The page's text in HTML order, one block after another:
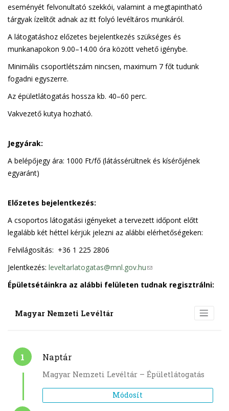
eseményét felvonultató szekkói, valamint a megtapintható
tárgyak ízelítőt adnak az itt folyó levéltáros munkáról.
A látogatáshoz előzetes bejelentkezés szükséges és
munkanapokon 9.00–14.00 óra között vehető igénybe.
Minimális csoportlétszám nincsen, maximum 7 főt tudunk
fogadni egyszerre.
Az épületlátogatás hossza kb. 40–60 perc.
Vakvezető kutya hozható.
Jegyárak:
A belépőjegy ára: 1000 Ft/fő (látássérültnek és kísérőjének
egyaránt)
Előzetes bejelentkezés:
A csoportos látogatási igényeket a tervezett időpont előtt
legalább két héttel kérjük jelezni az alábbi elérhetőségeken:
Felvilágosítás: +36 1 225 2806
Jelentkezés: leveltarlatogatas@mnl.gov.hu(
s
e
-
Épületsétáinkra az alábbi felületen tudnak regisztrálni: